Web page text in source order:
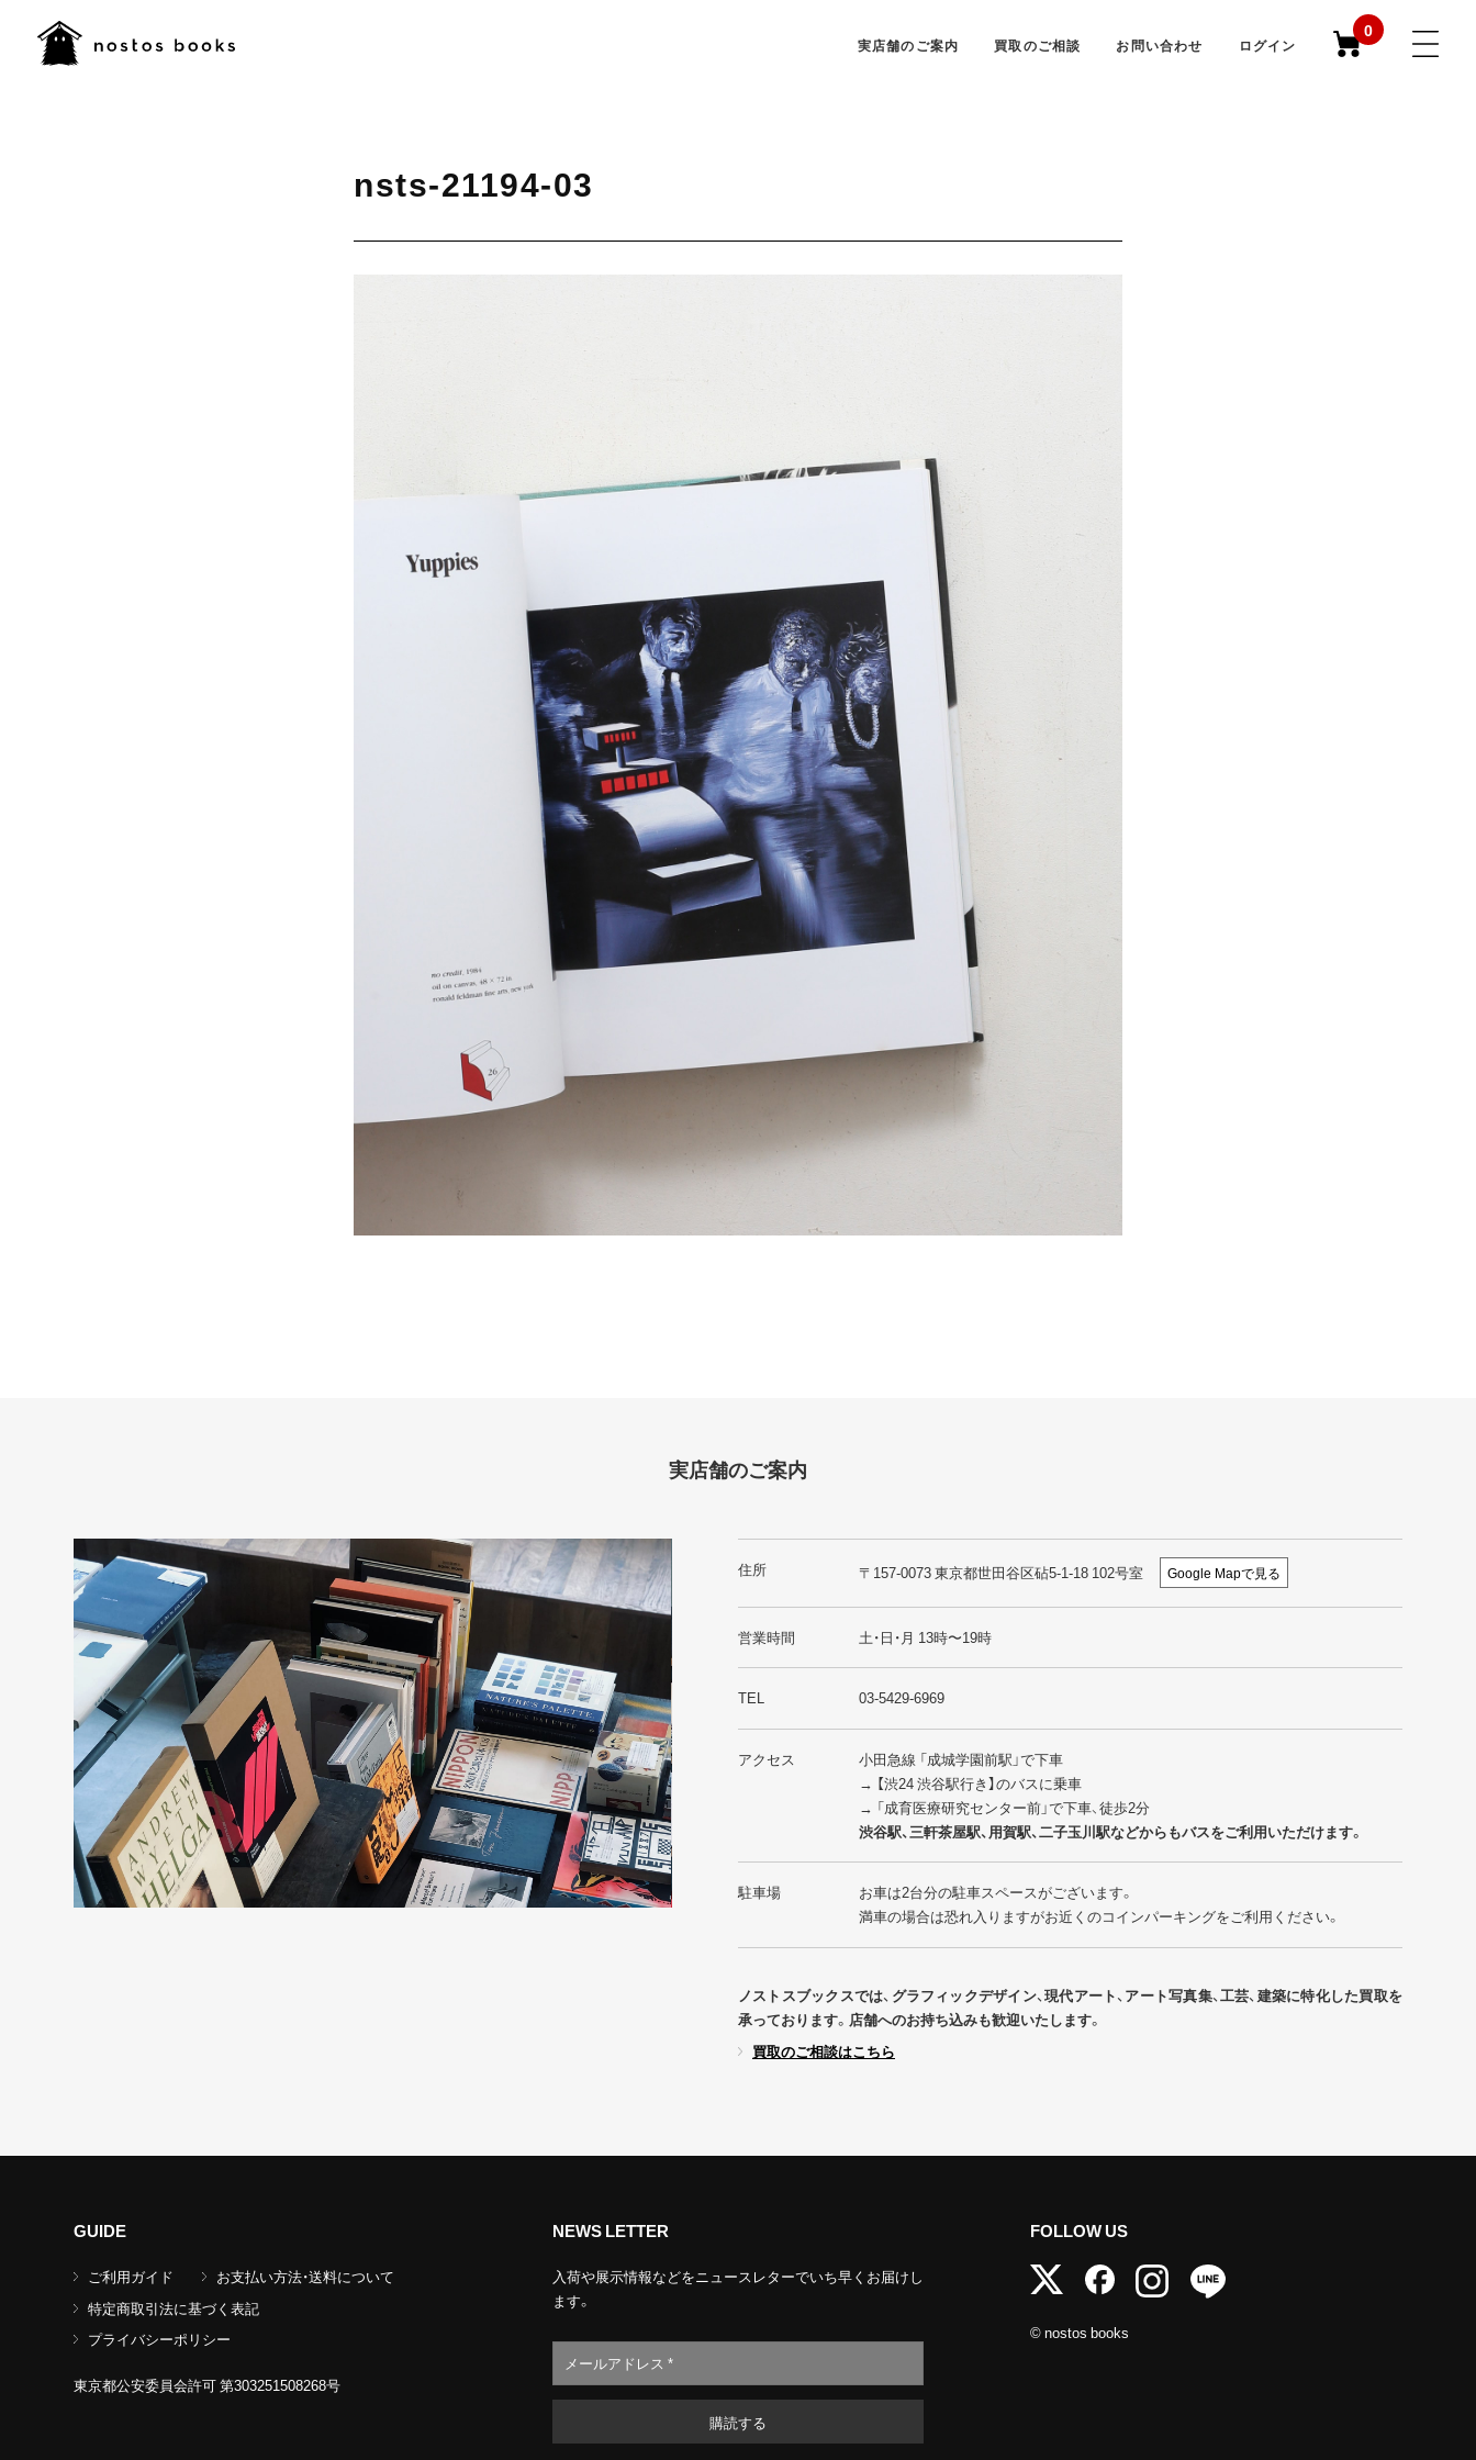
実店舗のご案内 買取のご相談 お問い合わせ ログイン
0
nsts-21194-03
実店舗のご案内
住所 〒157-0073 東京都世田谷区砧5-1-18 102号室 Google Mapで見る
営業時間 土・日・月 13時〜19時
TEL 03-5429-6969
アクセス
小田急線 「成城学園前駅」で下車
→ 【渋24 渋谷駅行き】のバスに乗車
→ 「成育医療研究センター前」で下車、徒歩2分
渋谷駅、三軒茶屋駅、用賀駅、二子玉川駅などからもバスをご利用いただけます。
駐車場
お車は2台分の駐車スペースがございます。
満車の場合は恐れ入りますがお近くのコインパーキングをご利用ください。
ノストスブックスでは、グラフィックデザイン、現代アート、アート写真集、工芸、建築に特化した買取を
承っております。店舗へのお持ち込みも歓迎いたします。
買取のご相談はこちら
GUIDE
ご利用ガイド
お支払い方法・送料について
特定商取引法に基づく表記
プライバシーポリシー
東京都公安委員会許可 第303251508268号
NEWS LETTER
入荷や展示情報などをニュースレターでいち早くお届けし
ます。
FOLLOW US
© nostos books